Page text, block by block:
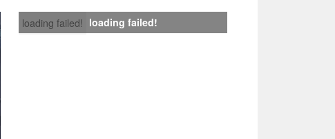
loading failed! loading failed!